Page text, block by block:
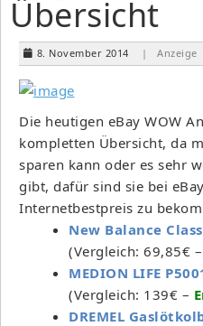
Übersicht
8. November 2014 | Anzeige
Die heutigen eBay WOW
kompletten Übersicht, da
sparen kann oder es sehr
gibt, dafür sind sie bei
Internetbestpreis zu
New Balance
(Vergleich: 69,85€ –
MEDION LIFE
(Vergleich: 139€ –
DREMEL